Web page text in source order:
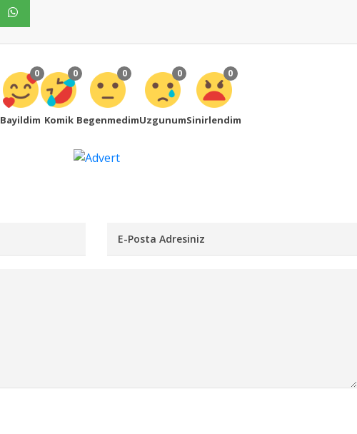
0
Bayildim
0
Komik
0
Begenmedim
0
Uzgunum
0
Sinirlendim